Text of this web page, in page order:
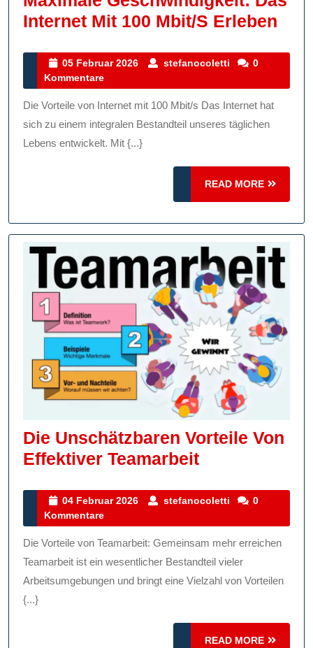
Internet Mit 100 Mbit/s Erleben
05 Februar 2026
05
2026
stefanocoletti stefanocoletti
0
Kommentare
Die Vorteile von Internet mit 100 Mbit/s Das Internet hat
sich zu einem integralen Bestandteil unseres täglichen
Lebens entwickelt. Mit {...}
READ MORE
READ
MORE
Die Unschätzbaren Vorteile Von
Effektiver TeamarbeitDie
Vorteile
Effektiver
Teamarbeit
04 Februar 2026
04
2026
stefanocoletti stefanocoletti
0
Kommentare
Die Vorteile von Teamarbeit: Gemeinsam mehr erreichen
Teamarbeit ist ein wesentlicher Bestandteil vieler
Arbeitsumgebungen und bringt eine Vielzahl von Vorteilen
{...}
READ MORE
READ